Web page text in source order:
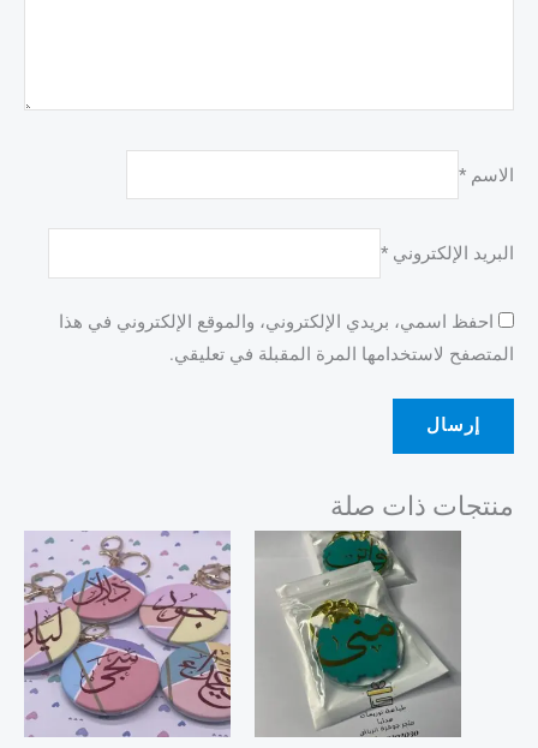
الاسم *
البريد الإلكتروني *
احفظ اسمي، بريدي الإلكتروني، والموقع الإلكتروني في هذا
المتصفح لاستخدامها المرة المقبلة في تعليقي.
منتجات ذات صلة